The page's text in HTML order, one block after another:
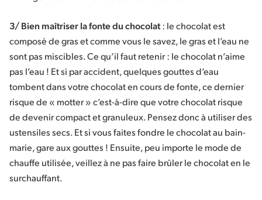
3/ Bien maîtriser la fonte du chocolat: le chocolat est
composé de gras et comme vous le savez, le gras et l’eau ne
sont pas miscibles. Ce qu’il faut retenir : le chocolat n’aime
pas l’eau ! Et si par accident, quelques gouttes d’eau
tombent dans votre chocolat en cours de fonte, ce dernier
risque de « motter » c’est-à-dire que votre chocolat risque
de devenir compact et granuleux. Pensez donc à utiliser des
ustensiles secs. Et si vous faites fondre le chocolat au bain-
marie, gare aux gouttes ! Ensuite, peu importe le mode de
chauffe utilisée, veillez à ne pas faire brûler le chocolat en le
surchauffant.